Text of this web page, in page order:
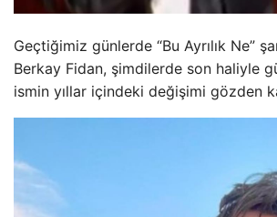
Geçtiğimiz günlerde “Bu Ayrılık Ne”
Berkay Fidan, şimdilerde son haliyle
ismin yıllar içindeki değişimi gözden